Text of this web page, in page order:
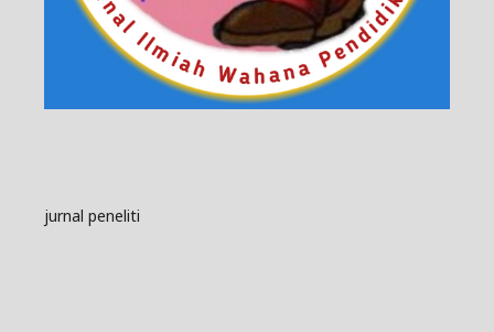
jurnal peneliti